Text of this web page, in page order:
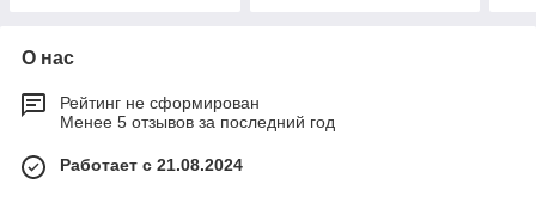
О нас
Рейтинг не сформирован
Менее 5 отзывов за последний год
Работает с 21.08.2024